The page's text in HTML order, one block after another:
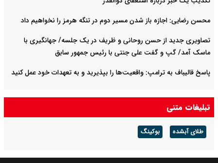
محسن رضایی: اجازه باز شدن مسیر دوم در تنگه هرمز را نخواهیم داد
تصاویری جدید از حسن روحانی و ظریف در یک جلسه/ جهانگیری با
ماسک آمد/ گپ و گفت علی جنتی با رئیس جمهور سابق
پاسخ قالیباف به ترامپ: واقعیت‌ها را بپذیرید و به تعهدات خود عمل کنید
تبلیغات متنی
طلای آبشده بوکینگ